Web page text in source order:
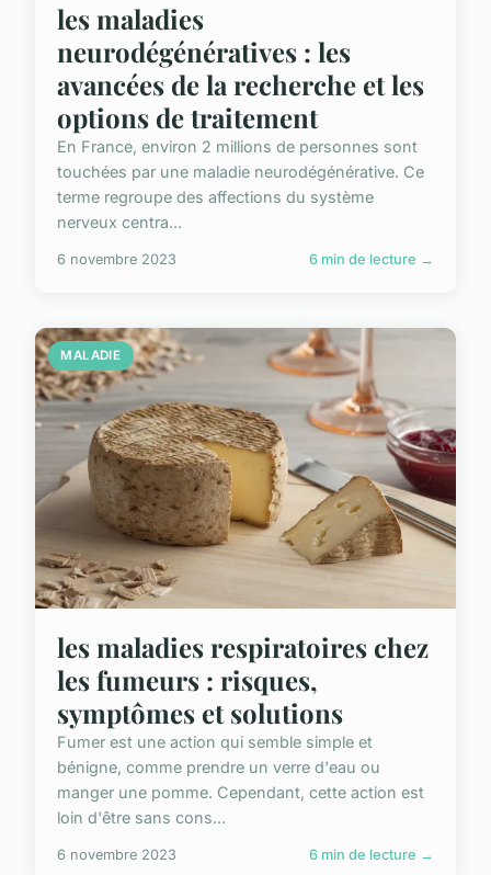
les maladies
neurodégénératives : les
avancées de la recherche et les
options de traitement
En France, environ 2 millions de personnes sont
touchées par une maladie neurodégénérative. Ce
terme regroupe des affections du système
nerveux centra...
6 novembre 2023 6 min de lecture →
MALADIE
les maladies respiratoires chez
les fumeurs : risques,
symptômes et solutions
Fumer est une action qui semble simple et
bénigne, comme prendre un verre d'eau ou
manger une pomme. Cependant, cette action est
loin d'être sans cons...
6 novembre 2023 6 min de lecture →